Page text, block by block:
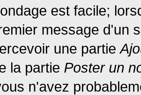
est facile;
message d'un
une partie
la partie Poster un
n'avez